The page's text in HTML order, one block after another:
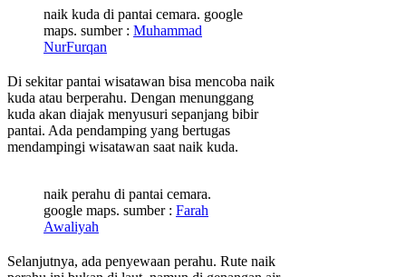
naik kuda di pantai cemara. google
maps. sumber : Muhammad
NurFurqan
Di sekitar pantai wisatawan bisa mencoba naik
kuda atau berperahu. Dengan menunggang
kuda akan diajak menyusuri sepanjang bibir
pantai. Ada pendamping yang bertugas
mendampingi wisatawan saat naik kuda.
naik perahu di pantai cemara.
google maps. sumber : Farah
Awaliyah
Selanjutnya, ada penyewaan perahu. Rute naik